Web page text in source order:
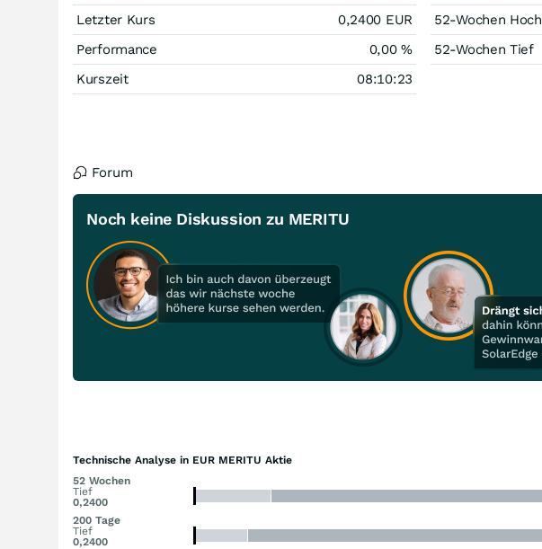
Letzter Kurs
0,2400 EUR
Performance
0,00%
Kurszeit
08:10:23
52-Wochen Hoch
52-Wochen Tief
Forum
Noch keine Diskussion zu MERITU
Technische Analyse in EUR MERITU Aktie
52 Wochen
Tief
0,2400
200 Tage
Tief
0,2400